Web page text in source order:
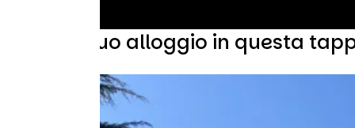
Trova il tuo alloggio in questa